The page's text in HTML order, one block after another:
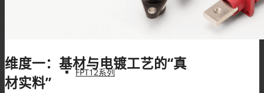
FPT12系列
维度一：基材与电镀工艺的“真
材实料”